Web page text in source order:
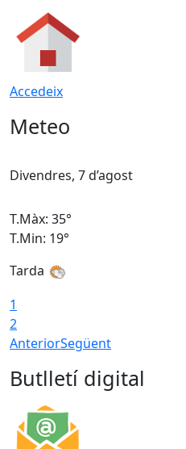
Accedeix
Meteo
Divendres, 7 d’agost
T.Màx: 35°
T.Min: 19°
Tarda
1
2
AnteriorSegüent
Butlletí digital